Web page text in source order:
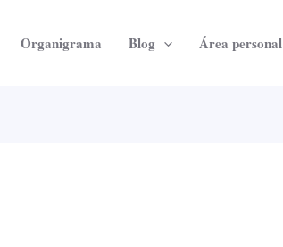
Organigrama Blog Área personal